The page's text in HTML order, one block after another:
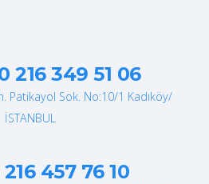
216 349 51 06
Patikayol Sok. No:10/1 Kadıköy/
İSTANBUL
216 457 76 10